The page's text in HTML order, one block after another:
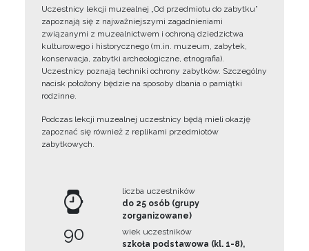
Uczestnicy lekcji muzealnej „Od przedmiotu do zabytku”
zapoznają się z najważniejszymi zagadnieniami
związanymi z muzealnictwem i ochroną dziedzictwa
kulturowego i historycznego (m.in. muzeum, zabytek,
konserwacja, zabytki archeologiczne, etnografia).
Uczestnicy poznają techniki ochrony zabytków. Szczególny
nacisk położony będzie na sposoby dbania o pamiątki
rodzinne.
Podczas lekcji muzealnej uczestnicy będą mieli okazję
zapoznać się również z replikami przedmiotów
zabytkowych.
90
liczba uczestników
do 25 osób (grupy
zorganizowane)
wiek uczestników
szkoła podstawowa (kl. 1-8),